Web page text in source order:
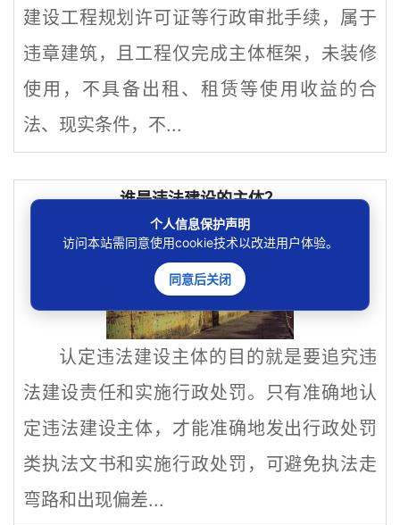
建设工程规划许可证等行政审批手续，属于
违章建筑，且工程仅完成主体框架，未装修
使用，不具备出租、租赁等使用收益的合
法、现实条件，不...
谁是违法建设的主体？
认定违法建设主体的目的就是要追究违
法建设责任和实施行政处罚。只有准确地认
定违法建设主体，才能准确地发出行政处罚
类执法文书和实施行政处罚，可避免执法走
弯路和出现偏差...
个人信息保护声明
访问本站需同意使用cookie技术以改进用户体验。
同意后关闭